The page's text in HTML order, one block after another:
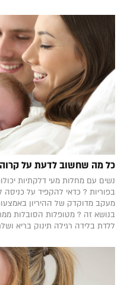
כל מה שחשוב לדעת על קרוהן,
נשים עם מחלות מעי דלקתיות
בפוריות ? כדאי להקפיד על
מעקב מדוקדק של ההיריון
בנושא זה ? מטופלות הסובלות
ללדת בלידה רגילה תינוק בריא